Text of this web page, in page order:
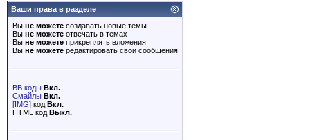
Ваши права в разделе
Вы не можете создавать новые темы
Вы не можете отвечать в темах
Вы не можете прикреплять вложения
Вы не можете редактировать свои сообщения
BB коды Вкл.
Смайлы Вкл.
[IMG] код Вкл.
HTML код Выкл.